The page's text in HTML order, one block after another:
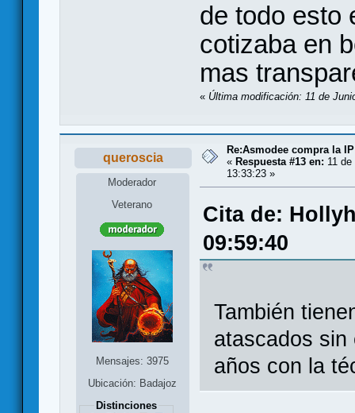
de todo esto
cotizaba en
mas
« Última modificación: 11 de
queroscia
Moderador
Veterano
Mensajes: 3975
Ubicación: Badajoz
Distinciones
Re:Asmodee compra la
« Respuesta #13 en: 11
13:33:23 »
Cita de:
09:59:40
También
atascados sin
años con la